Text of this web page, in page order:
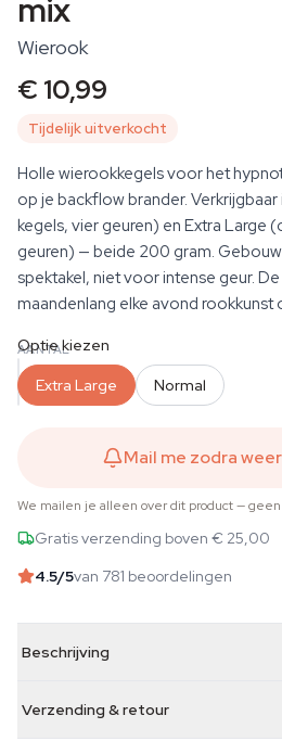
mix
Wierook
€ 10,99
Tijdelijk uitverkocht
Holle wierookkegels voor het
op je backflow brander. Verkrijgbaar
kegels, vier geuren) en Extra Large
geuren) — beide 200 gram.
spektakel, niet voor intense geur.
maandenlang elke avond rookkunst
AANTAL
Optie kiezen
Extra Large Normal
Mail me zodra
We mailen je alleen over dit product —
Gratis verzending boven € 25,00
4.5/5van 781 beoordelingen
Beschrijving
Verzending & retour